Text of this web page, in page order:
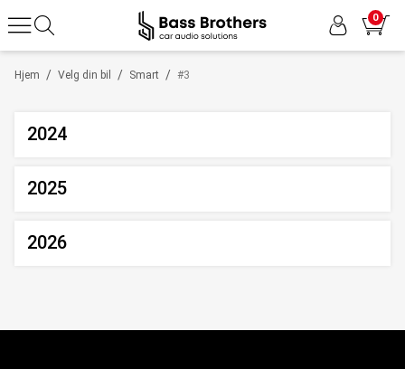
0
/
Hjem /
Velg din bil /
Smart #3
2024
2025
2026